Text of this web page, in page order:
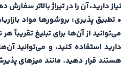
نیاز دارید، آن را در تیراژ بالاتر سفارش
• تطبیق پذیری: بروشورها مواد
می‌توانید از آن‌ها برای تبلیغ تقریباً
دارید استفاده کنید، و می‌توانید
هستند قرار دهید. مانند میزهای